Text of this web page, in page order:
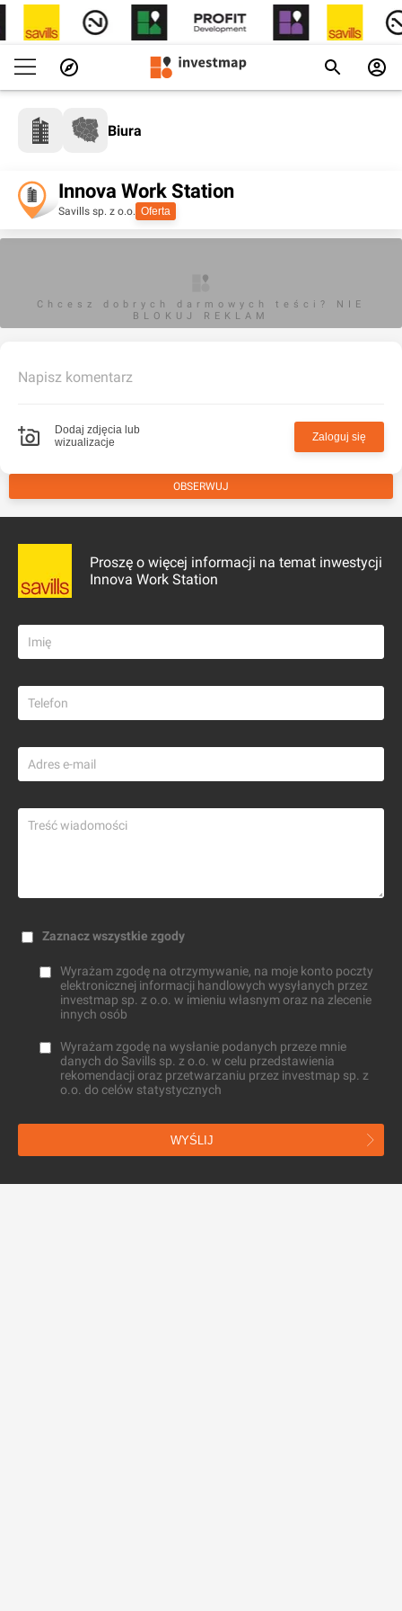
Biura
Innova Work Station
Savills sp. z o.o. Oferta
Chcesz dobrych darmowych teści? NIE
BLOKUJ REKLAM
Napisz komentarz
Dodaj zdjęcia lub
wizualizacje
Zaloguj się
OBSERWUJ
Proszę o więcej informacji na temat inwestycji
Innova Work Station
Zaznacz wszystkie zgody
Wyrażam zgodę na otrzymywanie, na moje konto poczty
elektronicznej informacji handlowych wysyłanych przez
investmap sp. z o.o. w imieniu własnym oraz na zlecenie
innych osób
Wyrażam zgodę na wysłanie podanych przeze mnie
danych do Savills sp. z o.o. w celu przedstawienia
rekomendacji oraz przetwarzaniu przez investmap sp. z
o.o. do celów statystycznych
WYŚLIJ